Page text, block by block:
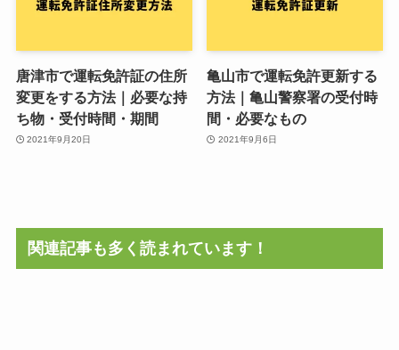
唐津市で運転免許証の住所
変更をする方法｜必要な持
ち物・受付時間・期間
2021年9月20日
亀山市で運転免許更新する
方法｜亀山警察署の受付時
間・必要なもの
2021年9月6日
関連記事も多く読まれています！